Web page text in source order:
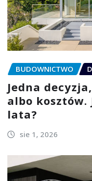
BUDOWNICTWO
Jedna
albo kosztów.
lata?
sie 1, 2026